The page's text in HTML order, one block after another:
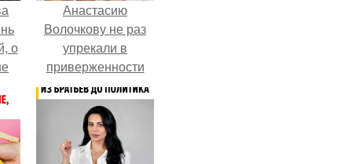
о
Анастасию
Волочкову не раз
упрекали в
приверженности
устаревшим бьюти -
процедурам.